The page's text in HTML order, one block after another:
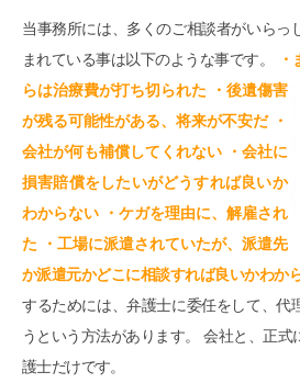
当事務所には、多くのご相談者がいらっ
まれている事は以下のような事です。
らは治療費が打ち切られた ・後遺傷害
が残る可能性がある、将来が不安だ ・
会社が何も補償してくれない ・会社に
損害賠償をしたいがどうすれば良いか
わからない ・ケガを理由に、解雇され
た ・工場に派遣されていたが、派遣先
か派遣元かどこに相談すれば良いかわか
するためには、弁護士に委任をして、代
うという方法があります。 会社と、正
護士だけです。